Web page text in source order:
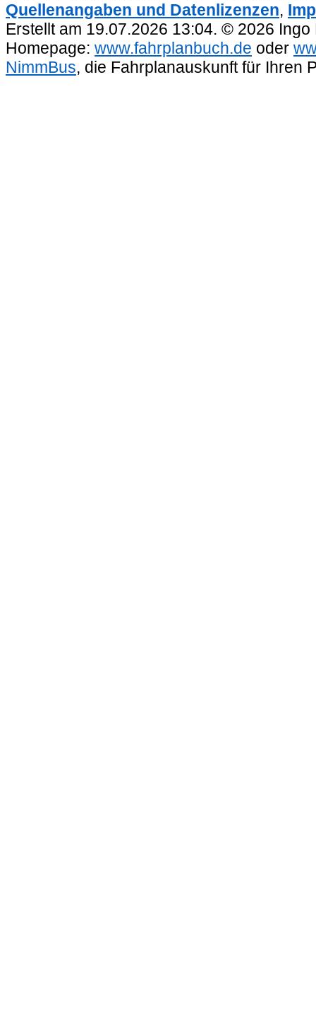
Quellenangaben und Datenlizenzen,
Erstellt am 19.07.2026 13:04. © 2026
Homepage: www.fahrplanbuch.de oder
NimmBus, die Fahrplanauskunft für Ihren